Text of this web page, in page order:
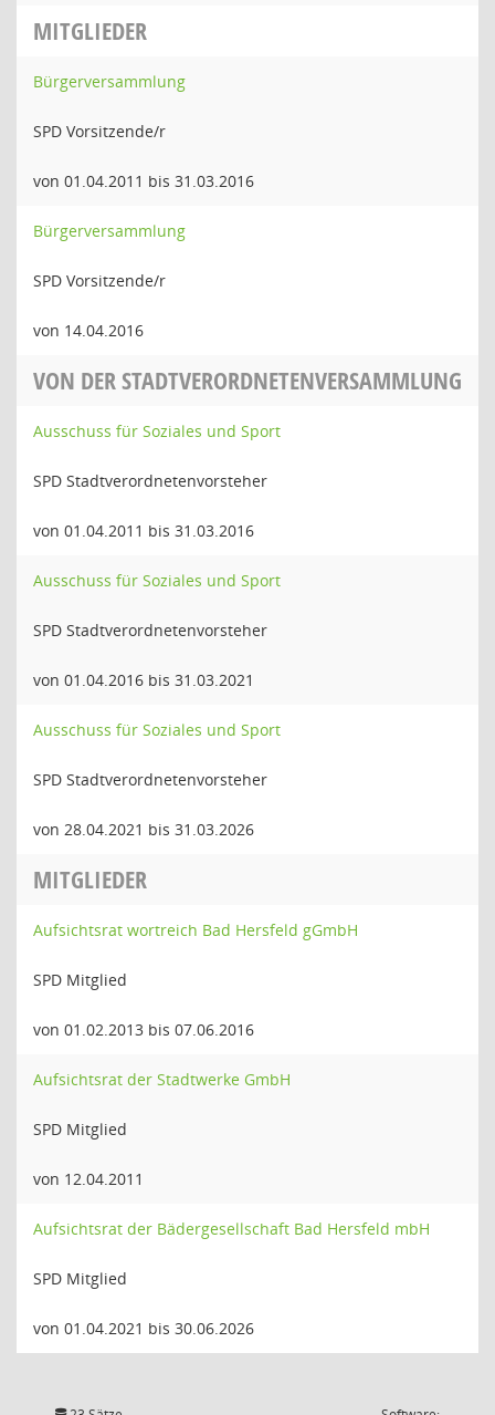
MITGLIEDER
Bürgerversammlung
SPD Vorsitzende/r
von 01.04.2011 bis 31.03.2016
Bürgerversammlung
SPD Vorsitzende/r
von 14.04.2016
VON DER STADTVERORDNETENVERSAMMLUNG
Ausschuss für Soziales und Sport
SPD Stadtverordnetenvorsteher
von 01.04.2011 bis 31.03.2016
Ausschuss für Soziales und Sport
SPD Stadtverordnetenvorsteher
von 01.04.2016 bis 31.03.2021
Ausschuss für Soziales und Sport
SPD Stadtverordnetenvorsteher
von 28.04.2021 bis 31.03.2026
MITGLIEDER
Aufsichtsrat wortreich Bad Hersfeld gGmbH
SPD Mitglied
von 01.02.2013 bis 07.06.2016
Aufsichtsrat der Stadtwerke GmbH
SPD Mitglied
von 12.04.2011
Aufsichtsrat der Bädergesellschaft Bad Hersfeld mbH
SPD Mitglied
von 01.04.2021 bis 30.06.2026